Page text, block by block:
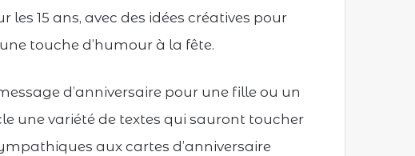
les 15 ans, avec des idées créatives pour
touche d’humour à la fête.
d’anniversaire pour une fille ou un
une variété de textes qui sauront toucher
aux cartes d’anniversaire